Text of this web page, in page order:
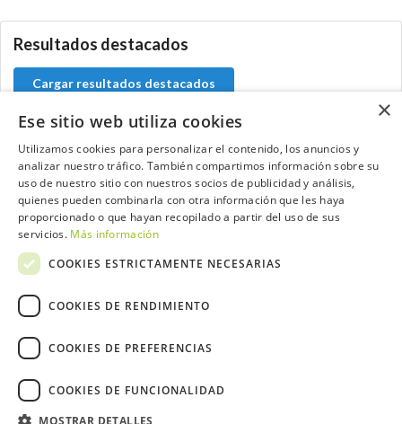
Resultados destacados
Cargar resultados destacados
Contacta con el equipo de NextCaddy
Opina Contacta
×
Ese sitio web utiliza cookies
Utilizamos cookies para personalizar el contenido, los anuncios y
analizar nuestro tráfico. También compartimos información sobre su
uso de nuestro sitio con nuestros socios de publicidad y análisis,
quienes pueden combinarla con otra información que les haya
proporcionado o que hayan recopilado a partir del uso de sus
servicios. Más información
COOKIES ESTRICTAMENTE NECESARIAS
COOKIES DE RENDIMIENTO
COOKIES DE PREFERENCIAS
COOKIES DE FUNCIONALIDAD
MOSTRAR DETALLES